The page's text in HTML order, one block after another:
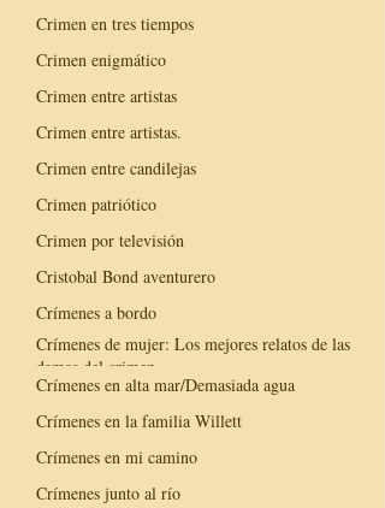
Crimen en tres tiempos
Crimen enigmático
Crimen entre artistas
Crimen entre artistas.
Crimen entre candilejas
Crimen patriótico
Crimen por televisión
Cristobal Bond aventurero
Crímenes a bordo
Crímenes de mujer: Los mejores relatos de las
damas del crimen
Crímenes en alta mar/Demasiada agua
Crímenes en la familia Willett
Crímenes en mi camino
Crímenes junto al río